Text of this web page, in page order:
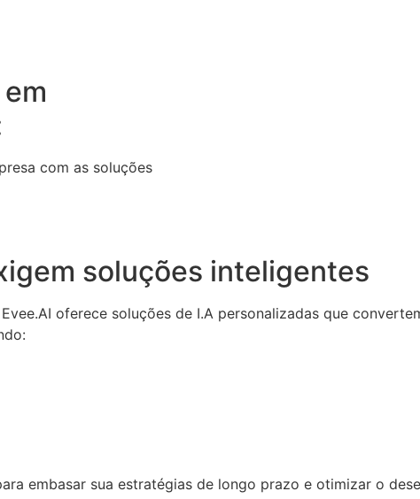
com as soluções
soluções inteligentes
oferece soluções de I.A personalizadas que
embasar sua estratégias de longo prazo e otimizar o